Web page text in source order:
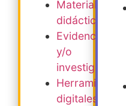
Material
didáctico
Evidencia
y/o
investigación
Herramientas
digitales